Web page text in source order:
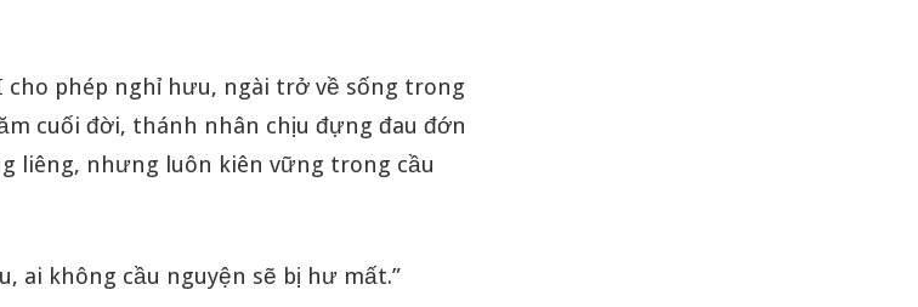
cho phép nghỉ hưu, ngài trở về sống trong
cuối đời, thánh nhân chịu đựng đau đớn
liêng, nhưng luôn kiên vững trong cầu
ai không cầu nguyện sẽ bị hư mất.”